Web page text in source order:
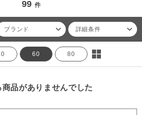
99 件
ブランド 詳細条件
60 80
商品がありませんでした